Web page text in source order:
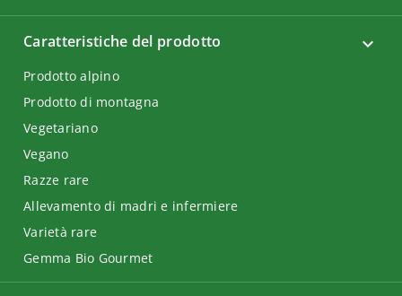
Caratteristiche del prodotto
Prodotto alpino
Prodotto di montagna
Vegetariano
Vegano
Razze rare
Allevamento di madri e infermiere
Varietà rare
Gemma Bio Gourmet